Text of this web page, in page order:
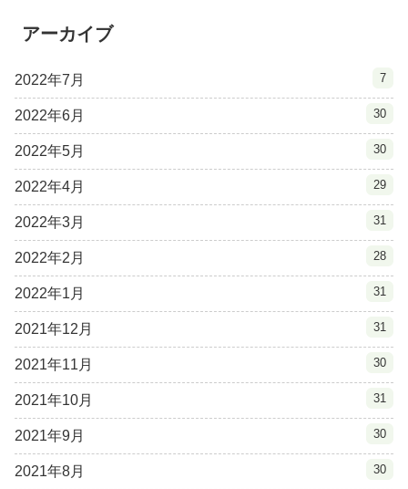
アーカイブ
2022年7月 7
2022年6月 30
2022年5月 30
2022年4月 29
2022年3月 31
2022年2月 28
2022年1月 31
2021年12月 31
2021年11月 30
2021年10月 31
2021年9月 30
2021年8月 30